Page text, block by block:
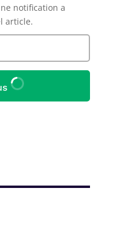
notification a
article.